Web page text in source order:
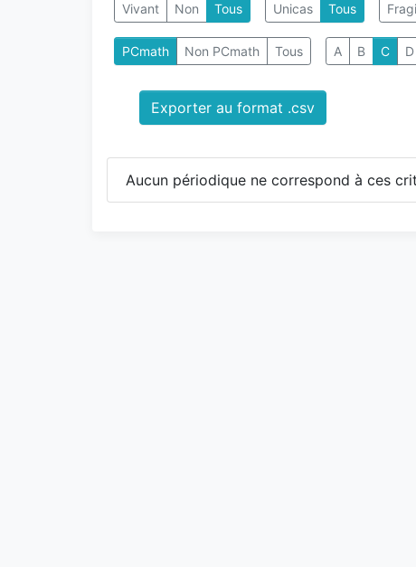
Vivant Non Tous Unicas Tous
PCmath Non PCmath Tous A B C D
Exporter au format .csv
Aucun périodique ne correspond à ces